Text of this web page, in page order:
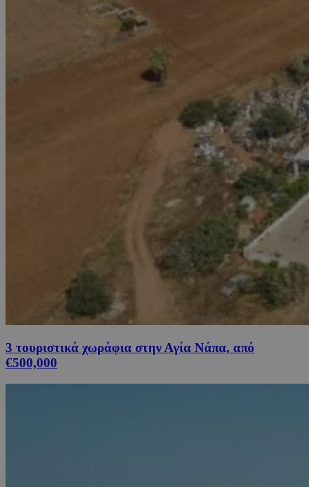
3 τουριστικά χωράφια στην Αγία Νάπα, από
€500,000